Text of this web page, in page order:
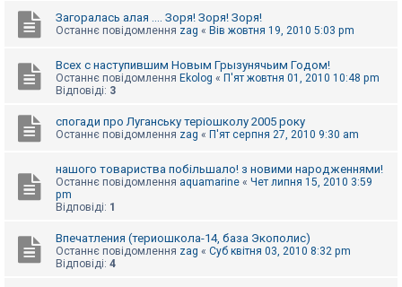
Загоралась алая .... Зоря! Зоря! Зоря!
Останнє повідомлення zag « Вів жовтня 19, 2010 5:03 pm
Всех с наступившим Новым Грызунячьим Годом!
Останнє повідомлення Ekolog « П'ят жовтня 01, 2010 10:48 pm
Відповіді: 3
спогади про Луганську теріошколу 2005 року
Останнє повідомлення zag « П'ят серпня 27, 2010 9:30 am
нашого товариства побільшало! з новими народженнями!
Останнє повідомлення aquamarine « Чет липня 15, 2010 3:59
pm
Відповіді: 1
Впечатления (териошкола-14, база Экополис)
Останнє повідомлення zag « Суб квітня 03, 2010 8:32 pm
Відповіді: 4